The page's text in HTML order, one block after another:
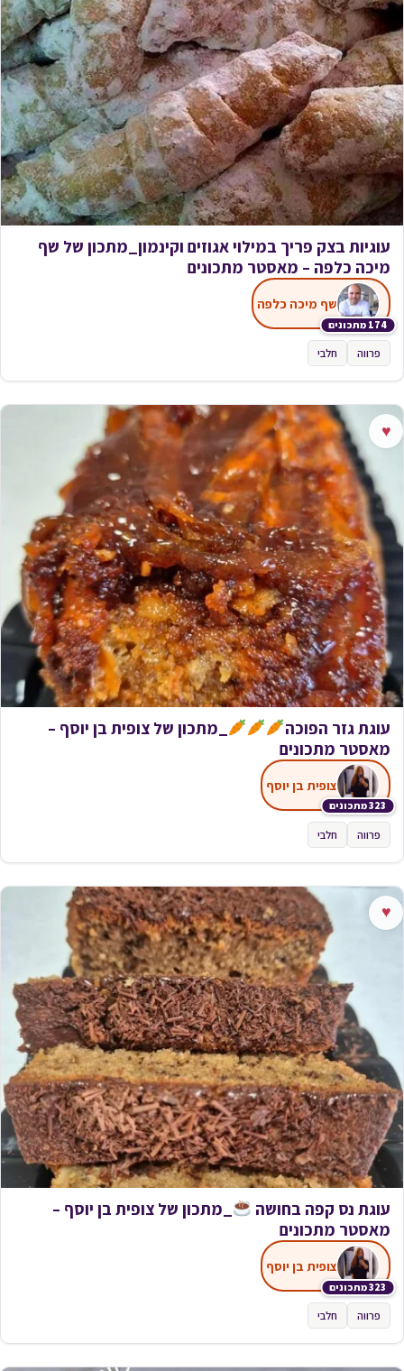
עוגיות בצק פריך במילוי אגוזים וקינמון_מתכון של שף
מיכה כלפה – מאסטר מתכונים
174 מתכונים
שף מיכה כלפה
פרווה חלבי
♥
עוגת גזר הפוכה
_מתכון של צופית בן יוסף –
מאסטר מתכונים
323 מתכונים
צופית בן יוסף
פרווה חלבי
♥
עוגת נס קפה בחושה
_מתכון של צופית בן יוסף –
מאסטר מתכונים
323 מתכונים
צופית בן יוסף
פרווה חלבי